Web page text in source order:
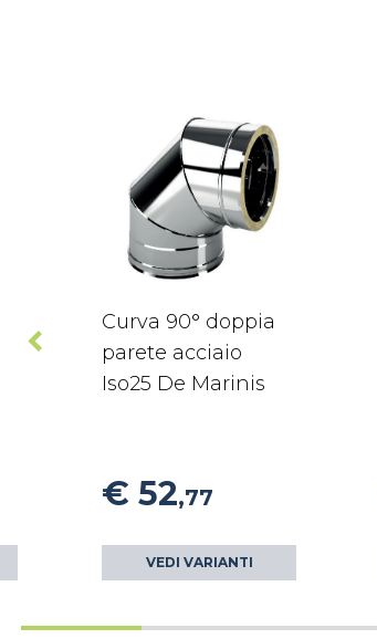
Curva 90° doppia
parete acciaio
Iso25 De Marinis
€ 52,77
VEDI VARIANTI